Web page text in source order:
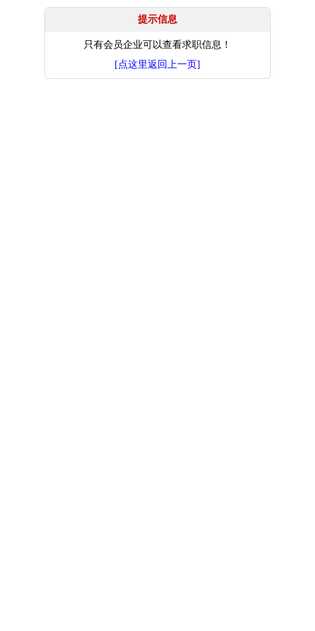
提示信息
只有会员企业可以查看求职信息！
[点这里返回上一页]